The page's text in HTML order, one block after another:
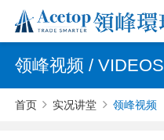
领峰视频 / VIDEOS
首页 实况讲堂 领峰视频